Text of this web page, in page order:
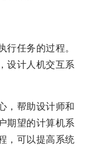
行任务的过程。
设计人机交互系
，帮助设计师和
期望的计算机系
，可以提高系统